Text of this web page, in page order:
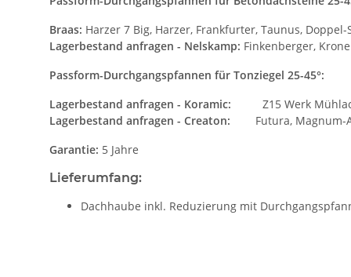
Braas: Harzer 7 Big, Harzer, Frankfurter, Taunus, Doppel-
Lagerbestand anfragen - Nelskamp: Finkenberger,
Passform-Durchgangspfannen für Tonziegel 25-45°:
Lagerbestand anfragen - Koramic: Z15 Werk
Lagerbestand anfragen - Creaton: Futura, Magnum-
Garantie: 5 Jahre
Lieferumfang:
Dachhaube inkl. Reduzierung mit